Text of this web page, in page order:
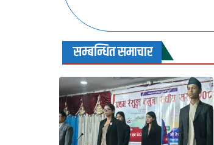
सम्बन्धित समाचार